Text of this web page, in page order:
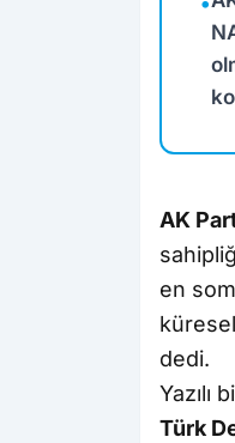
AK
en
dedi.
Yazılı
Türk